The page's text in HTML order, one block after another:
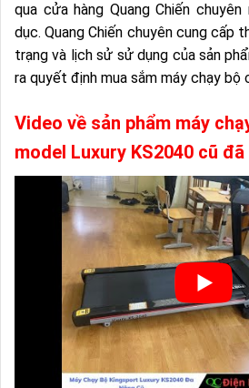
qua cửa hàng Quang Chiến
dục. Quang Chiến chuyên cung cấp
trạng và lịch sử sử dụng của sản
ra quyết định mua sắm máy chạy bộ
Video về sản phẩm máy
model Luxury KS2040 cũ